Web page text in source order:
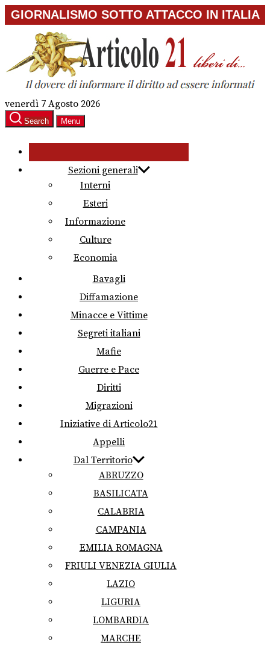
Skip
to
content
GIORNALISMO SOTTO ATTACCO IN ITALIA
venerdì 7 Agosto 2026
Search Menu
Sezioni generali
Interni
Esteri
Informazione
Culture
Economia
Bavagli
Diffamazione
Minacce e Vittime
Segreti italiani
Mafie
Guerre e Pace
Diritti
Migrazioni
Iniziative di Articolo21
Appelli
Dal Territorio
ABRUZZO
BASILICATA
CALABRIA
CAMPANIA
EMILIA ROMAGNA
FRIULI VENEZIA GIULIA
LAZIO
LIGURIA
LOMBARDIA
MARCHE